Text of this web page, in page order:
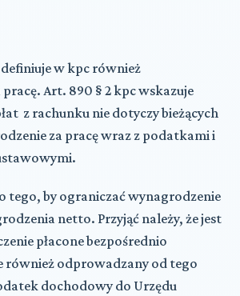
w kpc również
Art. 890 § 2 kpc wskazuje
z rachunku nie dotyczy bieżących
za pracę wraz z podatkami i
tego, by ograniczać wynagrodzenie
netto. Przyjąć należy, że jest
płacone bezpośrednio
odprowadzany od tego
dochodowy do Urzędu